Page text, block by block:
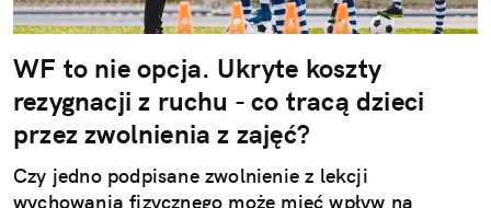
WF to nie opcja. Ukryte koszty
rezygnacji z ruchu - co tracą dzieci
przez zwolnienia z zajęć?
Czy jedno podpisane zwolnienie z lekcji
wychowania fizycznego może mieć wpływ na